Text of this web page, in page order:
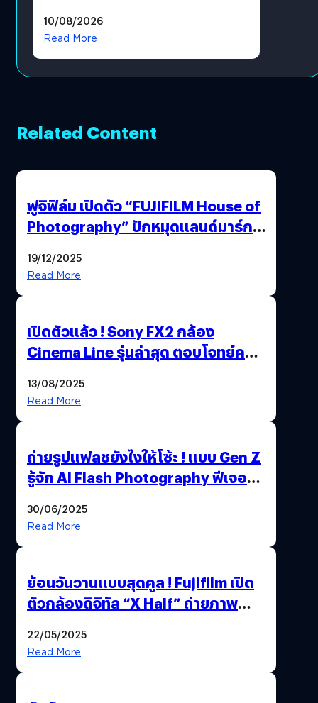
เงื่อนไขที่กำหนด
10/08/2026
Read More
Related Content
ฟูจิฟิล์ม เปิดตัว “FUJIFILM House of
Photography” ปักหมุดแลนด์มาร์ก
19/12/2025
Read More
เปิดตัวแล้ว ! Sony FX2 กล้อง
Cinema Line รุ่นล่าสุด ตอบโจทย์ครี
13/08/2025
Read More
ถ่ายรูปแฟลชยังไงให้โซ้ะ ! แบบ Gen Z
รู้จัก AI Flash Photography ฟีเจอร์
30/06/2025
Read More
ย้อนวันวานแบบสุดคูล ! Fujifilm เปิด
ตัวกล้องดิจิทัล “X Half” ถ่ายภาพ
22/05/2025
Read More